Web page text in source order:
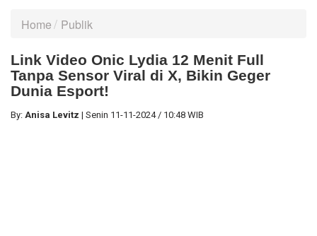
Home Publik
Link Video Onic Lydia 12 Menit Full
Tanpa Sensor Viral di X, Bikin Geger
Dunia Esport!
By: Anisa Levitz | Senin 11-11-2024 / 10:48 WIB